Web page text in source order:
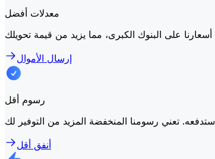
معدلات أفضل
إرسال الأموال
رسوم أقل
أنفق أقل